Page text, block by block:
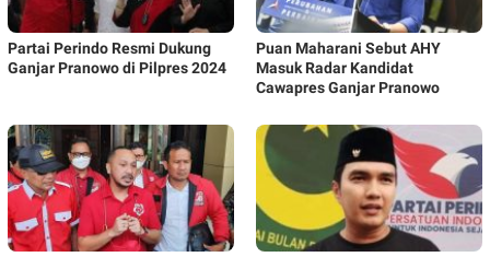
Partai Perindo Resmi Dukung
Ganjar Pranowo di Pilpres 2024
Puan Maharani Sebut AHY
Masuk Radar Kandidat
Cawapres Ganjar Pranowo